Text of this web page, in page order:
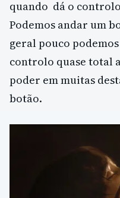
quando dá o
Podemos andar um
geral pouco
controlo quase total
poder em muitas
botão.